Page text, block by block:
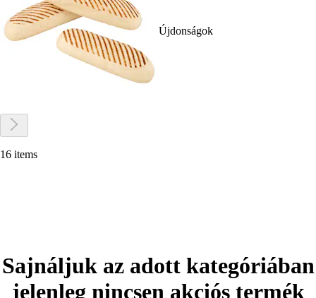
Újdonságok
16 items
Sajnáljuk az adott kategóriában
jelenleg nincsen akciós termék